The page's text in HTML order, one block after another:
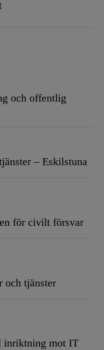
och offentlig
– Eskilstuna
för civilt försvar
och tjänster
inriktning mot IT